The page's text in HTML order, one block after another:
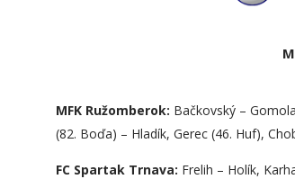
MFK Ružomberok: Bačkovský –
(82. Boďa) – Hladík, Gerec (46. Huf),
FC Spartak Trnava: Frelih – Holík,